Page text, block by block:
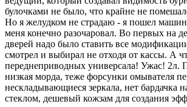
булочками не было, что крайне не
Но я желудком не страдаю - я пошел
меня конечно разочаровал. Во первых на
дверей надо было ставить все
смотрел и выбирал не отходя от кассы. А
переднеприводных универсала! Ужас! 2л.
низкая морда, теже форсунки омывателя
нескладывающиеся зеркала, нет бардачка
стеклом, дешевый кожзам для создания